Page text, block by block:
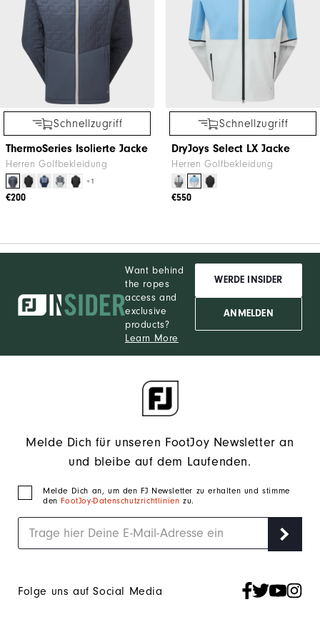
Schnellzugriff
ThermoSeries Isolierte Jacke
Herren Golfbekleidung
+1
€200
Schnellzugriff
DryJoys Select LX Jacke
Herren Golfbekleidung
€550
Want behind
the ropes
access and
exclusive
products?
Learn More
WERDE INSIDER
ANMELDEN
Melde Dich für unseren FootJoy Newsletter an
und bleibe auf dem Laufenden.
Melde Dich an, um den FJ Newsletter zu erhalten und stimme
den FootJoy-Datenschutzrichtlinienzu.
Folge uns auf Social Media